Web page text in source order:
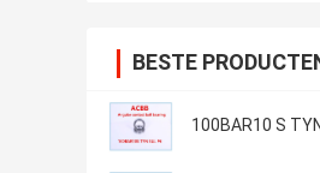
BESTE
100BAR10 S